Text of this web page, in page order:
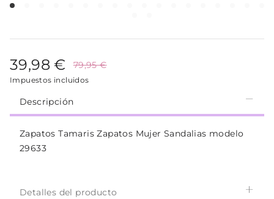
39,98 € 79,95 €
Impuestos incluidos
Descripción
Zapatos Tamaris Zapatos Mujer Sandalias modelo
29633
Detalles del producto